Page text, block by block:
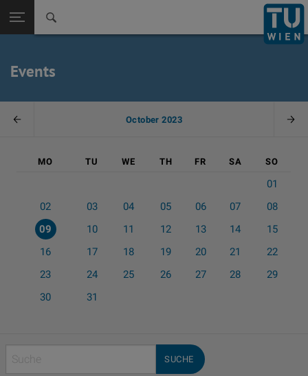
Seitennavigation öffnen
Zurück
Events
Vorheriger Monat
October 2023
MO TU WE TH FR SA SO
01
02
03 04 05 06 07
08
09
10 11 12 13 14
15
16
17 18 19 20 21
22
23
24 25 26 27 28
29
30
31